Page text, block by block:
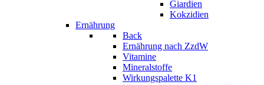
Giardien
Kokzidien
Ernährung
Back
Ernährung nach ZzdW
Vitamine
Mineralstoffe
Wirkungspalette K1